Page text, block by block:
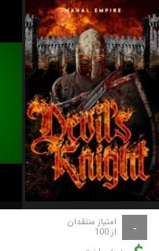
- امتیاز منتقدان
از 100